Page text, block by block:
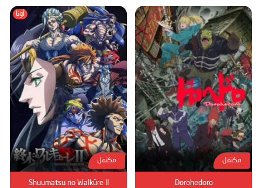
مكتمل
Dorohedoro
أونا
مكتمل
Shuumatsu no Walküre II